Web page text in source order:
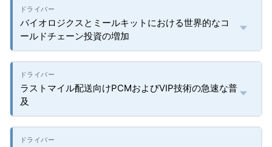
バイオロジクスとミールキットにおける世界的なコ
ールドチェーン投資の増加
ラストマイル配送向けPCMおよびVIP技術の急速な普
及